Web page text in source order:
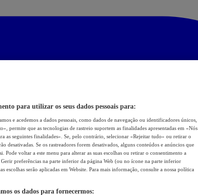
para utilizar os seus dados pessoais para:
e acedemos a dados pessoais, como dados de navegação ou identificadores únicos,
permite que as tecnologias de rastreio suportem as finalidades apresentadas em «Nós
as seguintes finalidades». Se, pelo contrário, selecionar «Rejeitar tudo» ou retirar o
desativadas. Se os rastreadores forem desativados, alguns conteúdos e anúncios que
Pode voltar a este menu para alterar as suas escolhas ou retirar o consentimento a
preferências na parte inferior da página Web (ou no ícone na parte inferior
escolhas serão aplicadas em Website. Para mais informação, consulte a nossa política
os dados para fornecermos: